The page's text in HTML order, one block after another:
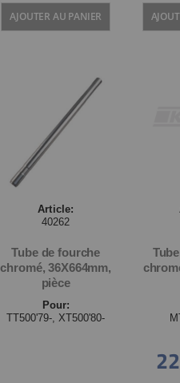
AJOUTER AU PANIER
Article:
40262
Tube de fourche
chromé, 36X664mm,
pièce
Pour:
TT500'79-, XT500'80-